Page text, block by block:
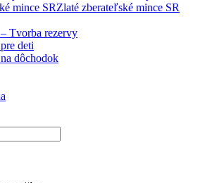
mince SRZlaté zberateľské mince SR
Tvorba rezervy
deti
dôchodok